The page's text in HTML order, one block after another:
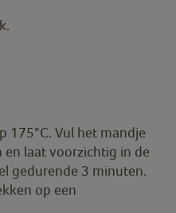
175°C. Vul het mandje
laat voorzichtig in de
gedurende 3 minuten.
op een